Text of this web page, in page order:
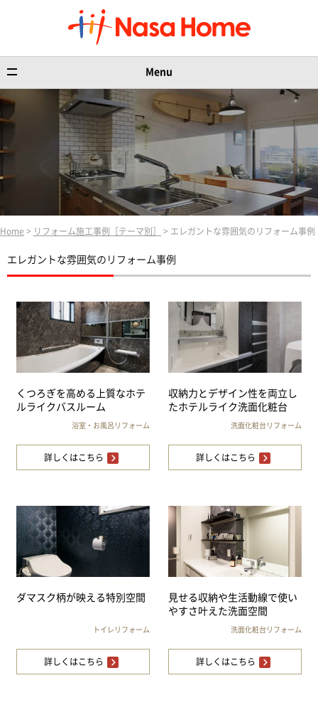
Menu
Home > リフォーム施工事例［テーマ別］ > エレガントな雰囲気のリフォーム事例
エレガントな雰囲気のリフォーム事例
くつろぎを高める上質なホテ
ルライクバスルーム
浴室・お風呂リフォーム
詳しくはこちら
収納力とデザイン性を両立し
たホテルライク洗面化粧台
洗面化粧台リフォーム
詳しくはこちら
ダマスク柄が映える特別空間
トイレリフォーム
詳しくはこちら
見せる収納や生活動線で使い
やすさ叶えた洗面空間
洗面化粧台リフォーム
詳しくはこちら